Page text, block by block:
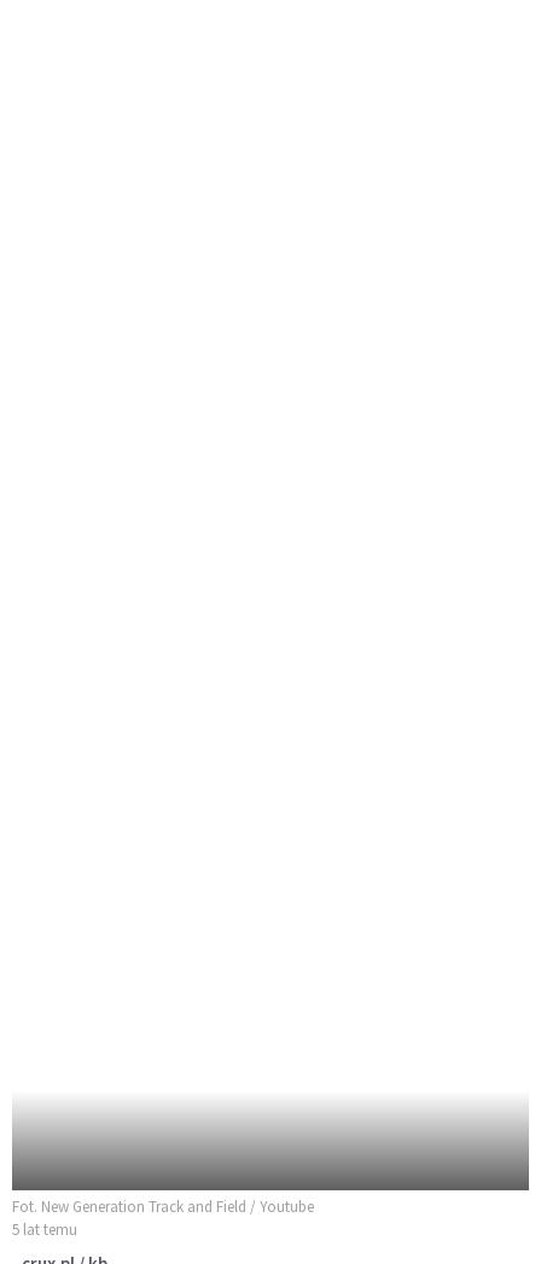
Fot. New Generation Track and Field / Youtube
5 lat temu